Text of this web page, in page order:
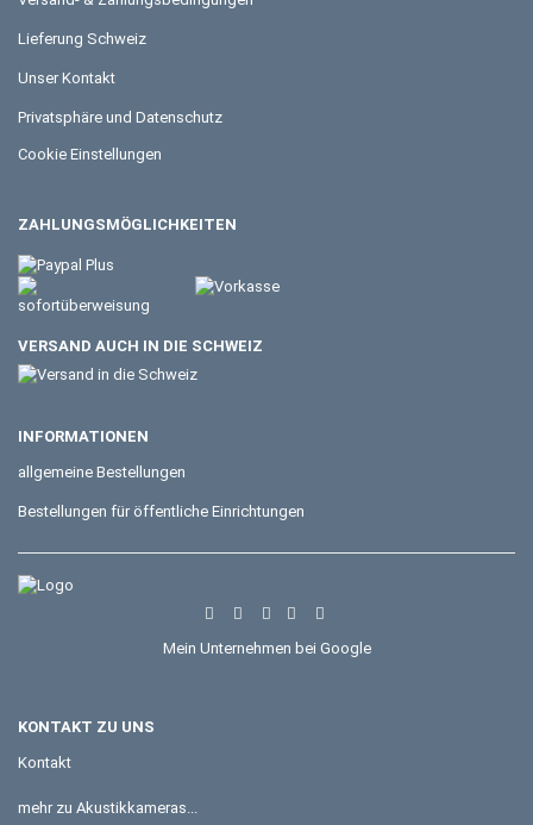
Lieferung Schweiz
Unser Kontakt
Privatsphäre und Datenschutz
Cookie Einstellungen
ZAHLUNGSMÖGLICHKEITEN
VERSAND AUCH IN DIE SCHWEIZ
INFORMATIONEN
allgemeine Bestellungen
Bestellungen für öffentliche Einrichtungen
Mein Unternehmen bei Google
KONTAKT ZU UNS
Kontakt
mehr zu Akustikkameras...